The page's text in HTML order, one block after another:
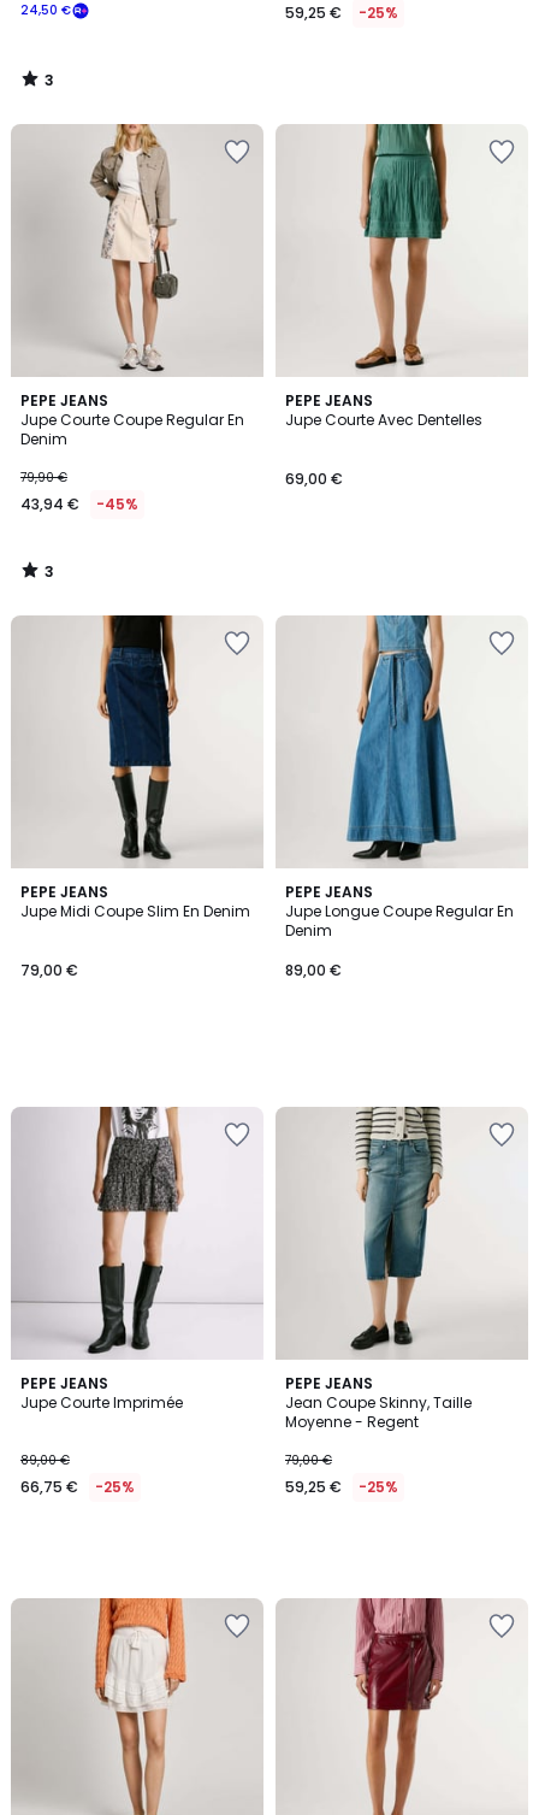
24,50 €
3
/
59,25 € -25%
PEPE JEANS
Jupe Courte Coupe Regular En
Denim
79,90 €
43,94 € -45%
3
/
5
3
/
PEPE JEANS
Jupe Courte Avec Dentelles
69,00 €
PEPE JEANS
Jupe Midi Coupe Slim En Denim
79,00 €
PEPE JEANS
Jupe Longue Coupe Regular En
Denim
89,00 €
PEPE JEANS
Jupe Courte Imprimée
89,00 €
66,75 € -25%
PEPE JEANS
Jean Coupe Skinny, Taille
Moyenne - Regent
79,00 €
59,25 € -25%